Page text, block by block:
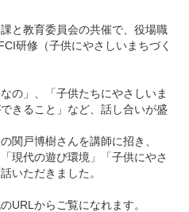
と教育委員会の共催で、役場職
研修（子供にやさしいまちづく
の」、「子供たちにやさしいま
きること」など、話し合いが盛
関戸博樹さんを講師に招き、
現代の遊び環境」「子供にやさ
いただきました。
URLからご覧になれます。